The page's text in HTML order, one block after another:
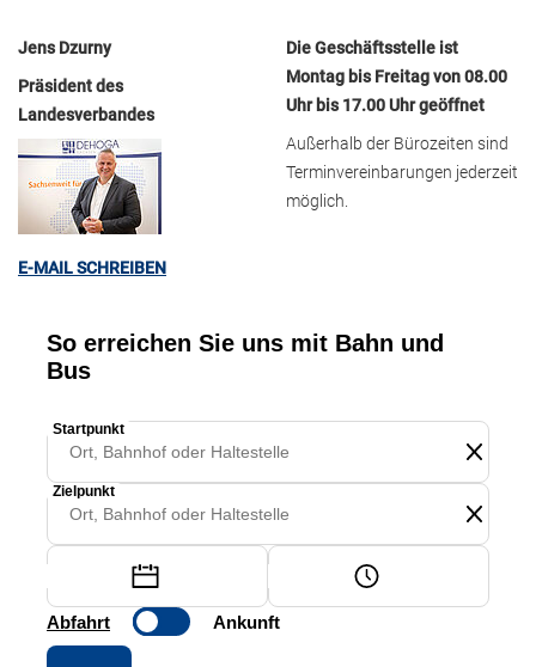
Jens Dzurny
Präsident des
Landesverbandes
E-MAIL SCHREIBEN
Die Geschäftsstelle ist
Montag bis Freitag von 08.00
Uhr bis 17.00 Uhr geöffnet
Außerhalb der Bürozeiten sind
Terminvereinbarungen jederzeit
möglich.